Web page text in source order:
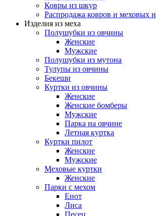
Ковры из шкур
Распродажа ковров и меховых
Изделия из меха
Полушубки из овчины
Женские
Мужские
Полушубки из мутона
Тулупы из овчины
Бекеши
Куртки из овчины
Женские
Женские бомберы
Мужские
Парка на овчине
Летная куртка
Куртки пилот
Женские
Мужские
Меховые куртки
Женские
Парки с мехом
Енот
Лиса
Песец